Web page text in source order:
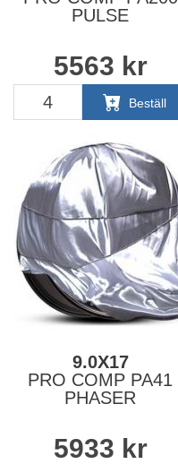
PULSE
5563 kr
Beställ
9.0X17
PRO COMP PA41
PHASER
5933 kr